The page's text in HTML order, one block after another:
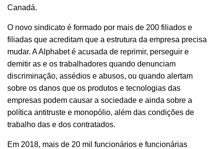
Canadá.
O novo sindicato é formado por mais de 200 filiados e
filiadas que acreditam que a estrutura da empresa precisa
mudar. A Alphabet é acusada de reprimir, perseguir e
demitir as e os trabalhadores quando denunciam
discriminação, assédios e abusos, ou quando alertam
sobre os danos que os produtos e tecnologias das
empresas podem causar a sociedade e ainda sobre a
política antitruste e monopólio, além das condições de
trabalho das e dos contratados.
Em 2018, mais de 20 mil funcionários e funcionárias